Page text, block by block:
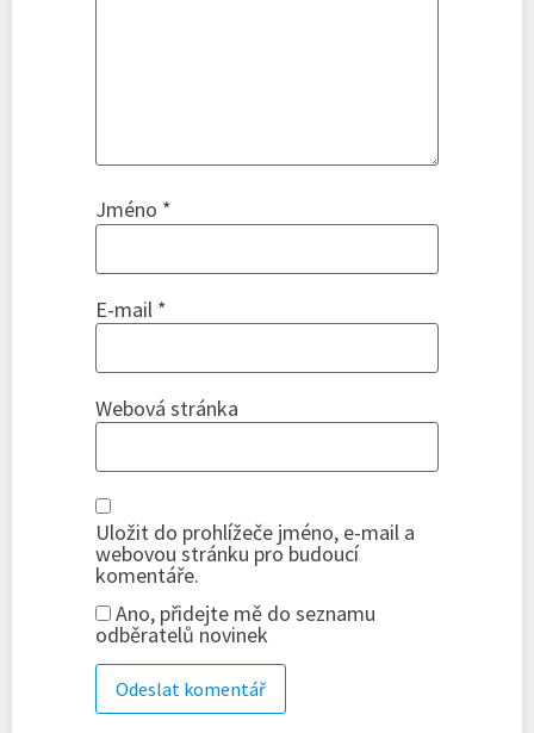
Jméno *
E-mail *
Webová stránka
Uložit do prohlížeče jméno, e-mail a
webovou stránku pro budoucí
komentáře.
Ano, přidejte mě do seznamu
odběratelů novinek